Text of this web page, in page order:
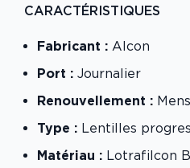
CARACTÉRISTIQUES
Fabricant : Alcon
Port : Journalier
Renouvellement :
Type : Lentilles
Matériau : Lotrafilcon B